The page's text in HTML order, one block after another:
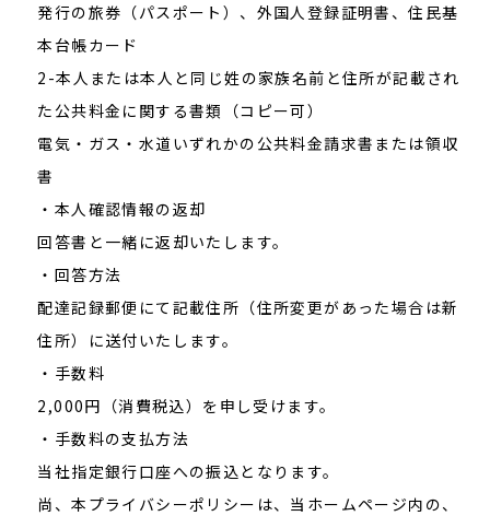
発行の旅券（パスポート）、外国人登録証明書、住民基
本台帳カード
2-本人または本人と同じ姓の家族名前と住所が記載され
た公共料金に関する書類（コピー可）
電気・ガス・水道いずれかの公共料金請求書または領収
書
・本人確認情報の返却
回答書と一緒に返却いたします。
・回答方法
配達記録郵便にて記載住所（住所変更があった場合は新
住所）に送付いたします。
・手数料
2,000円（消費税込）を申し受けます。
・手数料の支払方法
当社指定銀行口座への振込となります。
尚、本プライバシーポリシーは、当ホームページ内の、